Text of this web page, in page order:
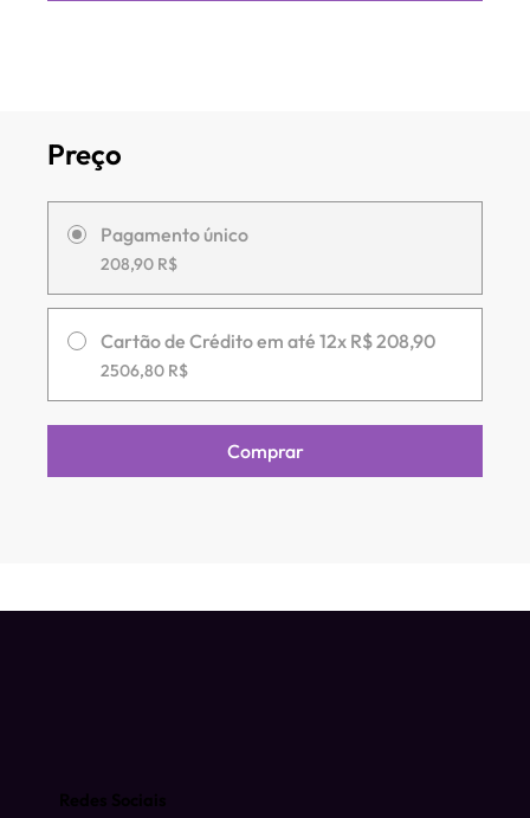
Preço
Pagamento único
208,90 R$
Cartão de Crédito em até 12x R$ 208,90
2506,80 R$
Comprar